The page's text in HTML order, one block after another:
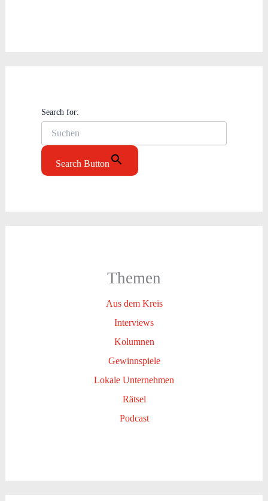
Search for:
Search Button
Themen
Aus dem Kreis
Interviews
Kolumnen
Gewinnspiele
Lokale Unternehmen
Rätsel
Podcast